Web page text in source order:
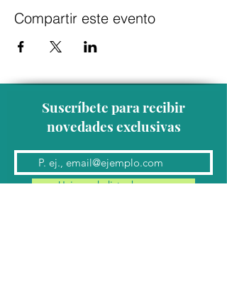
Compartir este evento
Suscríbete para recibir
novedades exclusivas
Unirse a la lista de correo